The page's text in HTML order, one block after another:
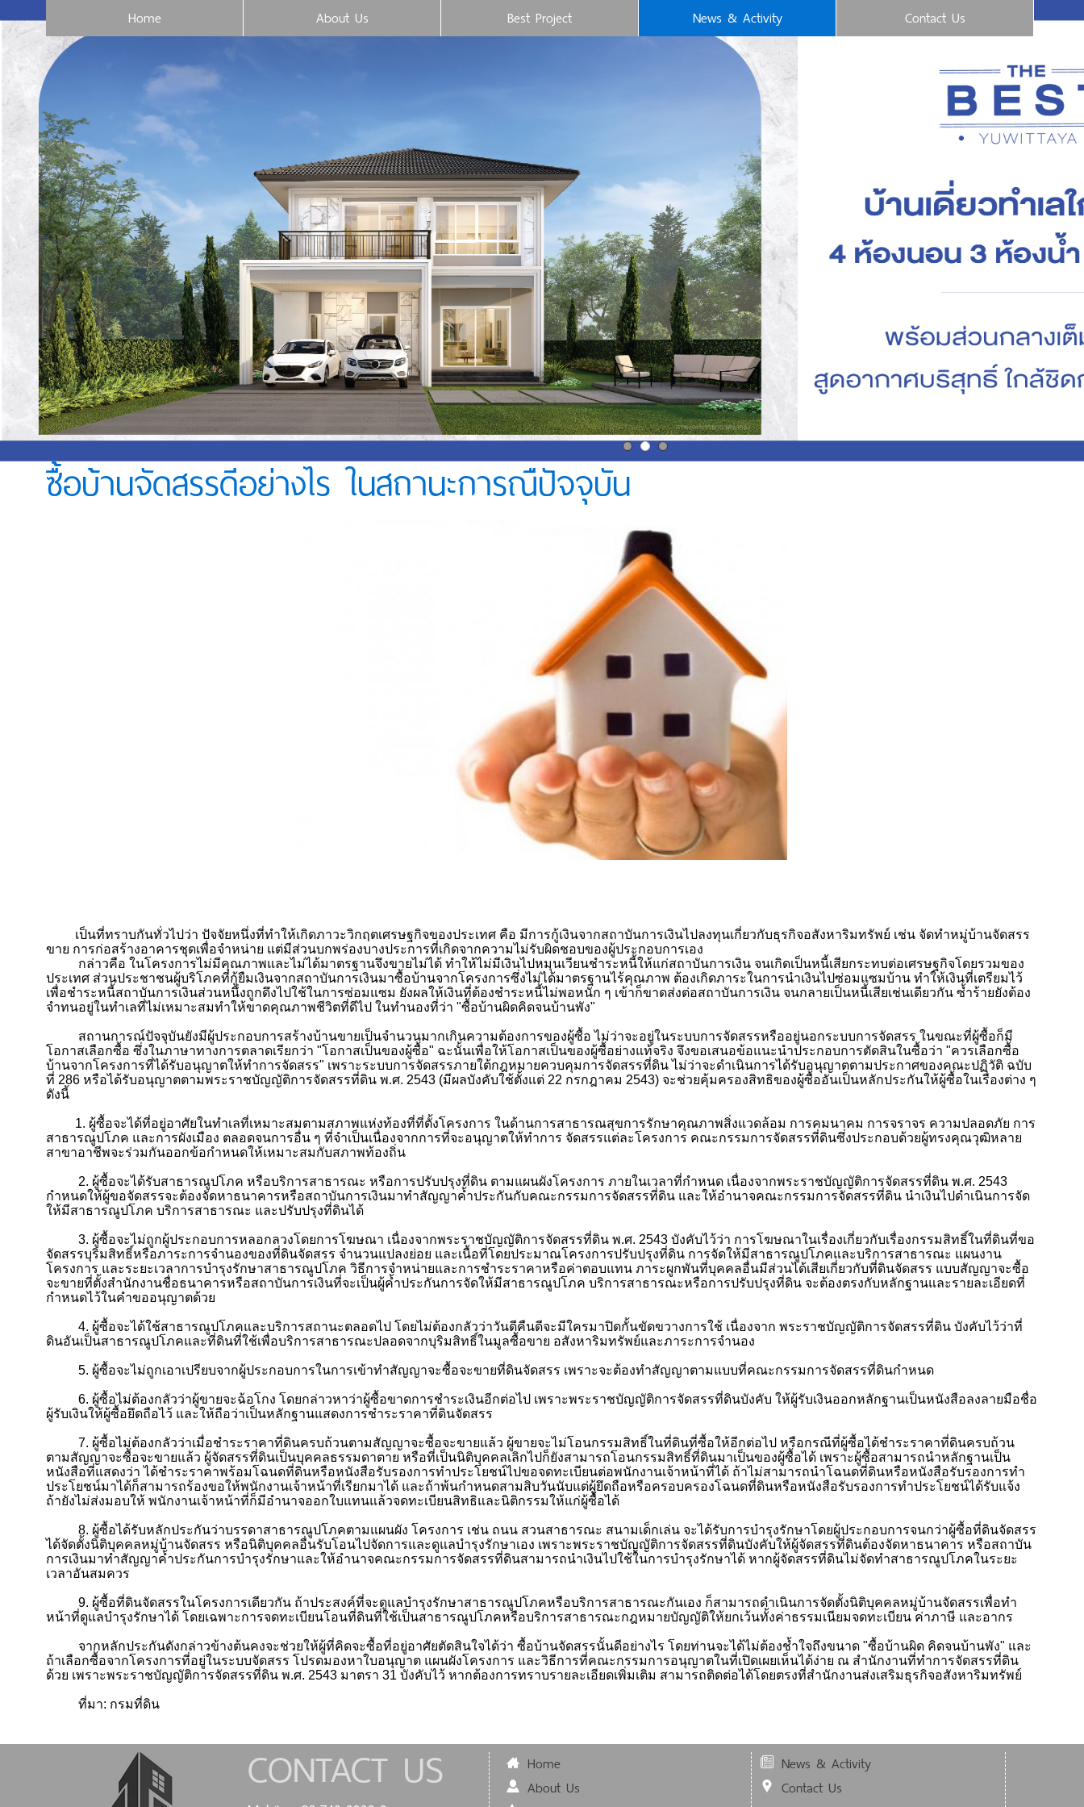
Home About Us Best Project News & Activity Contact Us
ซื้อบ้านจัดสรรดีอย่างไร ในสถานะการณืปัจจุบัน
เป็นที่ทราบกันทั่วไปว่า ปัจจัยหนึ่งที่ทำให้เกิดภาวะวิกฤตเศรษฐกิจของประเทศ คือ มีการกู้เงินจากสถาบันการเงินไปลงทุนเกี่ยวกับธุรกิจอสังหาริมทรัพย์ เช่น จัดทำหมู่บ้านจัดสรร
ขาย การก่อสร้างอาคารชุดเพื่อจำหน่าย แต่มีส่วนบกพร่องบางประการที่เกิดจากความไม่รับผิดชอบของผู้ประกอบการเอง
กล่าวคือ ในโครงการไม่มีคุณภาพและไม่ได้มาตรฐานจึงขายไม่ได้ ทำให้ไม่มีเงินไปหมุนเวียนชำระหนี้ให้แก่สถาบันการเงิน จนเกิดเป็นหนี้เสียกระทบต่อเศรษฐกิจโดยรวมของ
ประเทศ ส่วนประชาชนผู้บริโภคที่กู้ยืมเงินจากสถาบันการเงินมาซื้อบ้านจากโครงการซึ่งไม่ได้มาตรฐานไร้คุณภาพ ต้องเกิดภาระในการนำเงินไปซ่อมแซมบ้าน ทำให้เงินที่เตรียมไว้
เพื่อชำระหนี้สถาบันการเงินส่วนหนึ่งถูกดึงไปใช้ในการซ่อมแซม ยังผลให้เงินที่ต้องชำระหนี้ไม่พอหนัก ๆ เข้าก็ขาดส่งต่อสถาบันการเงิน จนกลายเป็นหนี้เสียเช่นเดียวกัน ซ้ำร้ายยังต้อง
จำทนอยู่ในทำเลที่ไม่เหมาะสมทำให้ขาดคุณภาพชีวิตที่ดีไป ในทำนองที่ว่า "ซื้อบ้านผิดคิดจนบ้านพัง"
สถานการณ์ปัจจุบันยังมีผู้ประกอบการสร้างบ้านขายเป็นจำนวนมากเกินความต้องการของผู้ซื้อ ไม่ว่าจะอยู่ในระบบการจัดสรรหรืออยู่นอกระบบการจัดสรร ในขณะที่ผู้ซื้อก็มี
โอกาสเลือกซื้อ ซึ่งในภาษาทางการตลาดเรียกว่า "โอกาสเป็นของผู้ซื้อ" ฉะนั้นเพื่อให้โอกาสเป็นของผู้ซื้อย่างแท้จริง จึงขอเสนอข้อแนะนำประกอบการตัดสินในซื้อว่า "ควรเลือกซื้อ
บ้านจากโครงการที่ได้รับอนุญาตให้ทำการจัดสรร" เพราะระบบการจัดสรรภายใต้กฎหมายควบคุมการจัดสรรที่ดิน ไม่ว่าจะดำเนินการได้รับอนุญาตตามประกาศของคณะปฏิวัติ ฉบับ
ที่ 286 หรือได้รับอนุญาตตามพระราชบัญญัติการจัดสรรที่ดิน พ.ศ. 2543 (มีผลบังคับใช้ตั้งแต่ 22 กรกฎาคม 2543) จะช่วยคุ้มครองสิทธิของผู้ซื้ออันเป็นหลักประกันให้ผู้ซื้อในเรื่องต่าง ๆ
ดังนี้
1. ผู้ซื้อจะได้ที่อยู่อาศัยในทำเลที่เหมาะสมตามสภาพแห่งท้องที่ที่ตั้งโครงการ ในด้านการสาธารณสุขการรักษาคุณภาพสิ่งแวดล้อม การคมนาคม การจราจร ความปลอดภัย การ
สาธารณูปโภค และการผังเมือง ตลอดจนการอื่น ๆ ที่จำเป็นเนื่องจากการที่จะอนุญาตให้ทำการ จัดสรรแต่ละโครงการ คณะกรรมการจัดสรรที่ดินซึ่งประกอบด้วยผู้ทรงคุณวุฒิหลาย
สาขาอาชีพจะร่วมกันออกข้อกำหนดให้เหมาะสมกับสภาพท้องถิ่น
2. ผู้ซื้อจะได้รับสาธารณูปโภค หรือบริการสาธารณะ หรือการปรับปรุงที่ดิน ตามแผนผังโครงการ ภายในเวลาที่กำหนด เนื่องจากพระราชบัญญัติการจัดสรรที่ดิน พ.ศ. 2543
กำหนดให้ผู้ขอจัดสรรจะต้องจัดหาธนาคารหรือสถาบันการเงินมาทำสัญญาค้ำประกันกับคณะกรรมการจัดสรรที่ดิน และให้อำนาจคณะกรรมการจัดสรรที่ดิน นำเงินไปดำเนินการจัด
ให้มีสาธารณูปโภค บริการสาธารณะ และปรับปรุงที่ดินได้
3. ผู้ซื้อจะไม่ถูกผู้ประกอบการหลอกลวงโดยการโฆษณา เนื่องจากพระราชบัญญัติการจัดสรรที่ดิน พ.ศ. 2543 บังคับไว้ว่า การโฆษณาในเรื่องเกี่ยวกับเรื่องกรรมสิทธิ์ในที่ดินที่ขอ
จัดสรรบุริมสิทธิ์หรือภาระการจำนองของที่ดินจัดสรร จำนวนแปลงย่อย และเนื้อที่โดยประมาณโครงการปรับปรุงที่ดิน การจัดให้มีสาธารณูปโภคและบริการสาธารณะ แผนงาน
โครงการ และระยะเวลาการบำรุงรักษาสาธารณูปโภค วิธีการจำหน่ายและการชำระราคาหรือค่าตอบแทน ภาระผูกพันที่บุคคลอื่นมีส่วนได้เสียเกี่ยวกับที่ดินจัดสรร แบบสัญญาจะซื้อ
จะขายที่ตั้งสำนักงานชื่อธนาคารหรือสถาบันการเงินที่จะเป็นผู้ค้ำประกันการจัดให้มีสาธารณูปโภค บริการสาธารณะหรือการปรับปรุงที่ดิน จะต้องตรงกับหลักฐานและรายละเอียดที่
กำหนดไว้ในคำขออนุญาตด้วย
4. ผู้ซื้อจะได้ใช้สาธารณูปโภคและบริการสถานะตลอดไป โดยไม่ต้องกลัวว่าวันดีคืนดีจะมีใครมาปิดกั้นขัดขวางการใช้ เนื่องจาก พระราชบัญญัติการจัดสรรที่ดิน บังคับไว้ว่าที่
ดินอันเป็นสาธารณูปโภคและที่ดินที่ใช้เพื่อบริการสาธารณะปลอดจากบุริมสิทธิ์ในมูลซื้อขาย อสังหาริมทรัพย์และภาระการจำนอง
5. ผู้ซื้อจะไม่ถูกเอาเปรียบจากผู้ประกอบการในการเข้าทำสัญญาจะซื้อจะขายที่ดินจัดสรร เพราะจะต้องทำสัญญาตามแบบที่คณะกรรมการจัดสรรที่ดินกำหนด
6. ผู้ซื้อไม่ต้องกลัวว่าผู้ขายจะฉ้อโกง โดยกล่าวหาว่าผู้ซื้อขาดการชำระเงินอีกต่อไป เพราะพระราชบัญญัติการจัดสรรที่ดินบังคับ ให้ผู้รับเงินออกหลักฐานเป็นหนังสือลงลายมือชื่อ
ผู้รับเงินให้ผู้ซื้อยึดถือไว้ และให้ถือว่าเป็นหลักฐานแสดงการชำระราคาที่ดินจัดสรร
7. ผู้ซื้อไม่ต้องกลัวว่าเมื่อชำระราคาที่ดินครบถ้วนตามสัญญาจะซื้อจะขายแล้ว ผู้ขายจะไม่โอนกรรมสิทธิ์ในที่ดินที่ซื้อให้อีกต่อไป หรือกรณีที่ผู้ซื้อได้ชำระราคาที่ดินครบถ้วน
ตามสัญญาจะซื้อจะขายแล้ว ผู้จัดสรรที่ดินเป็นบุคคลธรรมดาตาย หรือที่เป็นนิติบุคคลเลิกไปก็ยังสามารถโอนกรรมสิทธิ์ที่ดินมาเป็นของผู้ซื้อได้ เพราะผู้ซื้อสามารถนำหลักฐานเป็น
หนังสือที่แสดงว่า ได้ชำระราคาพร้อมโฉนดที่ดินหรือหนังสือรับรองการทำประโยชน์ไปขอจดทะเบียนต่อพนักงานเจ้าหน้าที่ได้ ถ้าไม่สามารถนำโฉนดที่ดินหรือหนังสือรับรองการทำ
ประโยชน์มาได้ก็สามารถร้องขอให้พนักงานเจ้าหน้าที่เรียกมาได้ และถ้าพ้นกำหนดสามสิบวันนับแต่ผู้ยึดถือหรือครอบครองโฉนดที่ดินหรือหนังสือรับรองการทำประโยชน์ได้รับแจ้ง
ถ้ายังไม่ส่งมอบให้ พนักงานเจ้าหน้าที่ก็มีอำนาจออกใบแทนแล้วจดทะเบียนสิทธิและนิติกรรมให้แก่ผู้ซื้อได้
8. ผู้ซื้อได้รับหลักประกันว่าบรรดาสาธารณูปโภคตามแผนผัง โครงการ เช่น ถนน สวนสาธารณะ สนามเด็กเล่น จะได้รับการบำรุงรักษาโดยผู้ประกอบการจนกว่าผู้ซื้อที่ดินจัดสรร
ได้จัดตั้งนิติบุคคลหมู่บ้านจัดสรร หรือนิติบุคคลอื่นรับโอนไปจัดการและดูแลบำรุงรักษาเอง เพราะพระราชบัญญัติการจัดสรรที่ดินบังคับให้ผู้จัดสรรที่ดินต้องจัดหาธนาคาร หรือสถาบัน
การเงินมาทำสัญญาค้ำประกันการบำรุงรักษาและให้อำนาจคณะกรรมการจัดสรรที่ดินสามารถนำเงินไปใช้ในการบำรุงรักษาได้ หากผู้จัดสรรที่ดินไม่จัดทำสาธารณูปโภคในระยะ
เวลาอันสมควร
9. ผู้ซื้อที่ดินจัดสรรในโครงการเดียวกัน ถ้าประสงค์ที่จะดูแลบำรุงรักษาสาธารณูปโภคหรือบริการสาธารณะกันเอง ก็สามารถดำเนินการจัดตั้งนิติบุคคลหมู่บ้านจัดสรรเพื่อทำ
หน้าที่ดูแลบำรุงรักษาได้ โดยเฉพาะการจดทะเบียนโอนที่ดินที่ใช้เป็นสาธารณูปโภคหรือบริการสาธารณะกฎหมายบัญญัติให้ยกเว้นทั้งค่าธรรมเนียมจดทะเบียน ค่าภาษี และอากร
จากหลักประกันดังกล่าวข้างต้นคงจะช่วยให้ผู้ที่คิดจะซื้อที่อยู่อาศัยตัดสินใจได้ว่า ซื้อบ้านจัดสรรนั้นดีอย่างไร โดยท่านจะได้ไม่ต้องช้ำใจถึงขนาด "ซื้อบ้านผิด คิดจนบ้านพัง" และ
ถ้าเลือกซื้อจากโครงการที่อยู่ในระบบจัดสรร โปรดมองหาใบอนุญาต แผนผังโครงการ และวิธีการที่คณะกรรมการอนุญาตในที่เปิดเผยเห็นได้ง่าย ณ สำนักงานที่ทำการจัดสรรที่ดิน
ด้วย เพราะพระราชบัญญัติการจัดสรรที่ดิน พ.ศ. 2543 มาตรา 31 บังคับไว้ หากต้องการทราบรายละเอียดเพิ่มเติม สามารถติดต่อได้โดยตรงที่สำนักงานส่งเสริมธุรกิจอสังหาริมทรัพย์
ที่มา: กรมที่ดิน
CONTACT US
Home
About Us
News & Activity
Contact Us